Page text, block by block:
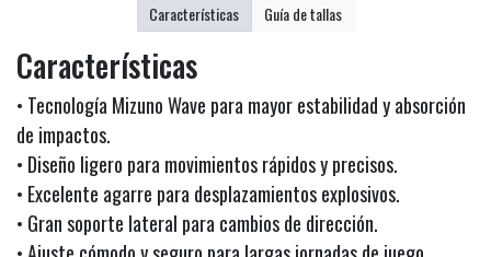
Características
• Tecnología Mizuno Wave para mayor estabilidad y absorción
de impactos.
• Diseño ligero para movimientos rápidos y precisos.
• Excelente agarre para desplazamientos explosivos.
• Gran soporte lateral para cambios de dirección.
Características Guía de tallas